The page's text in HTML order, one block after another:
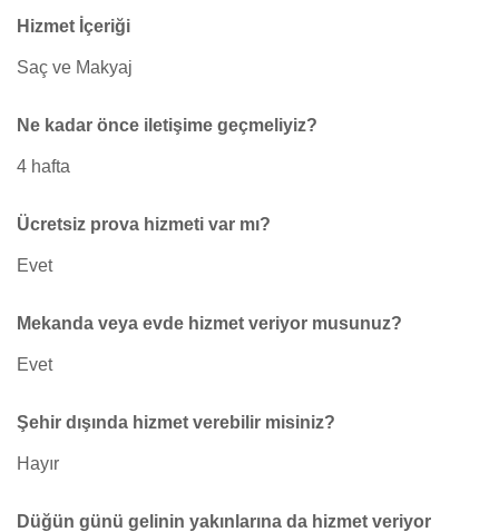
Hizmet İçeriği
Saç ve Makyaj
Ne kadar önce iletişime geçmeliyiz?
4 hafta
Ücretsiz prova hizmeti var mı?
Evet
Mekanda veya evde hizmet veriyor musunuz?
Evet
Şehir dışında hizmet verebilir misiniz?
Hayır
Düğün günü gelinin yakınlarına da hizmet veriyor